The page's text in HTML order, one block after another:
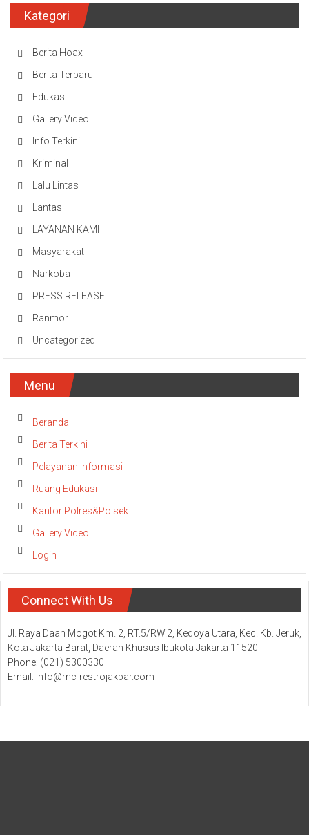
Kategori
Berita Hoax
Berita Terbaru
Edukasi
Gallery Video
Info Terkini
Kriminal
Lalu Lintas
Lantas
LAYANAN KAMI
Masyarakat
Narkoba
PRESS RELEASE
Ranmor
Uncategorized
Menu
Beranda
Berita Terkini
Pelayanan Informasi
Ruang Edukasi
Kantor Polres&Polsek
Gallery Video
Login
Connect With Us
Jl. Raya Daan Mogot Km. 2, RT.5/RW.2, Kedoya Utara, Kec. Kb. Jeruk,
Kota Jakarta Barat, Daerah Khusus Ibukota Jakarta 11520
Phone: (021) 5300330
Email: info@mc-restrojakbar.com